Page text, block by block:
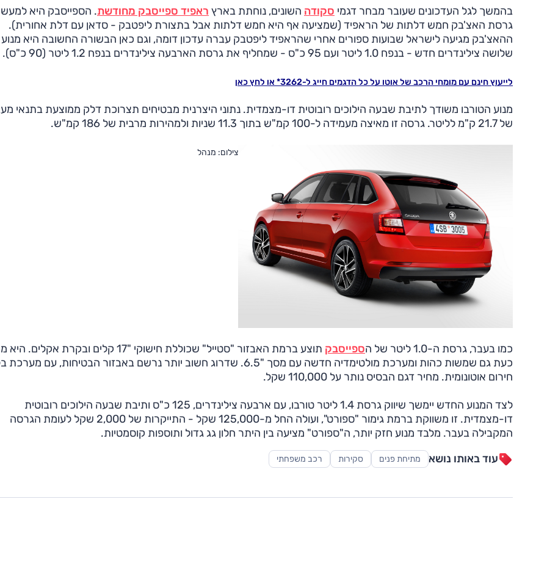
בהמשך לגל העדכונים שעובר מבחר דגמי סקודה השונים, נוחתת בארץ ראפיד ספייסבק מחודשת. הספייסבק היא
גרסת האצ'בק חמש דלתות של הראפיד (שמציעה אף היא חמש דלתות אבל בתצורת ליפטבק - סדאן עם דלת אחורית).
ההאצ'בק מגיעה לישראל שבועות ספורים אחרי שהראפיד ליפטבק עברה עדכון דומה, וגם כאן הבשורה החשובה היא מנוע
שלושה צילינדרים חדש - בנפח 1.0 ליטר ועם 95 כ"ס - שמחליף את גרסת הארבעה צילינדרים בנפח 1.2 ליטר (90 כ"ס).
לייעוץ חינם עם מומחי הרכב של אוטו על כל הדגמים חייג ל-3262* או לחץ כאן
מנוע הטורבו משודך לתיבת שבעה הילוכים רובוטית דו-מצמדית. נתוני היצרנית מבטיחים תצרוכת דלק ממוצעת בתנאי
של 21.7 ק"מ לליטר. גרסה זו מאיצה מעמידה ל-100 קמ"ש בתוך 11.3 שניות ולמהירות מרבית של 186 קמ"ש.
צילום: מנהל
כמו בעבר, גרסת ה-1.0 ליטר של ה ספייסבק
תוצע ברמת האבזור "סטייל" שכוללת חישוקי "17 קלים ובקרת
כעת גם שמשות כהות ומערכת מולטימדיה חדשה עם מסך "6.5. שדרוג חשוב יותר נרשם באבזור הבטיחות, עם
חירום אוטונומית. מחיר דגם הבסיס נותר על 110,000 שקל.
לצד המנוע החדש יימשך שיווק גרסת 1.4 ליטר טורבו, עם ארבעה צילינדרים, 125 כ"ס ותיבת שבעה הילוכים רובוטית
דו-מצמדית. זו משווקת ברמת גימור "ספורט", ועולה החל מ-125,000 שקל - התייקרות של 2,000 שקל לעומת הגרסה
המקבילה בעבר. מלבד מנוע חזק יותר, ה"ספורט" מציעה בין היתר חלון גג גדול ותוספות קוסמטיות.
עוד באותו נושא
מתיחת פנים סקירות רכב משפחתי